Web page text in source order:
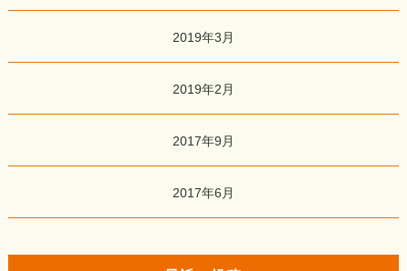
2019年3月
2019年2月
2017年9月
2017年6月